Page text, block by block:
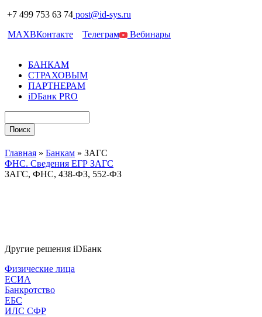
+7 499 753 63 74 post@id-sys.ru
MAXВКонтакте Телеграм Вебинары
БАНКАМ
СТРАХОВЫМ
ПАРТНЕРАМ
iDБанк PRO
Главная » Банкам » ЗАГС
ФНС. Сведения ЕГР ЗАГС
ЗАГС, ФНС, 438-ФЗ, 552-ФЗ
Другие решения iDБанк
Физические лица
ЕСИА
Банкротство
ЕБС
ИЛС СФР